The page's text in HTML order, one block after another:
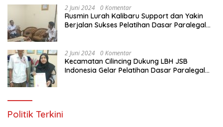
2 Juni 2024 0 Komentar
Rusmin Lurah Kalibaru Support dan Yakin
Berjalan Sukses Pelatihan Dasar Paralegal
2 Juni 2024 0 Komentar
Kecamatan Cilincing Dukung LBH JSB
Indonesia Gelar Pelatihan Dasar Paralegal
Politik Terkini